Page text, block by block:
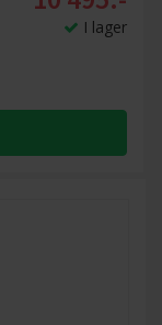
I lager